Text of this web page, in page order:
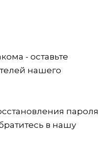
- оставьте
нашего
пароля
в нашу